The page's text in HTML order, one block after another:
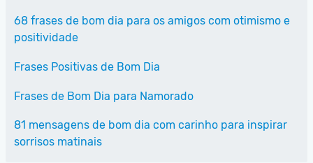
68 frases de bom dia para os amigos com otimismo e
positividade
Frases Positivas de Bom Dia
Frases de Bom Dia para Namorado
81 mensagens de bom dia com carinho para inspirar
sorrisos matinais